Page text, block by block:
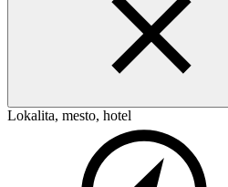
Lokalita, mesto, hotel